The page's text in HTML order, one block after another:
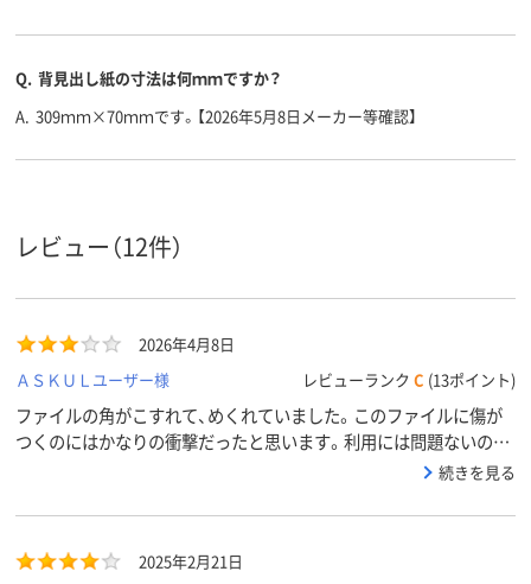
Q. 背見出し紙の寸法は何ｍｍですか？
A. 309ｍｍ×70ｍｍです。【2026年5月8日メーカー等確認】
レビュー（12件）
2026年4月8日
ＡＳＫＵＬユーザー様
レビューランク C (13ポイント)
ファイルの角がこすれて、めくれていました。このファイルに傷が
つくのにはかなりの衝撃だったと思います。利用には問題ないので
このまま使用しますが安くないファイルなので残念です。続きを見る
2025年2月21日